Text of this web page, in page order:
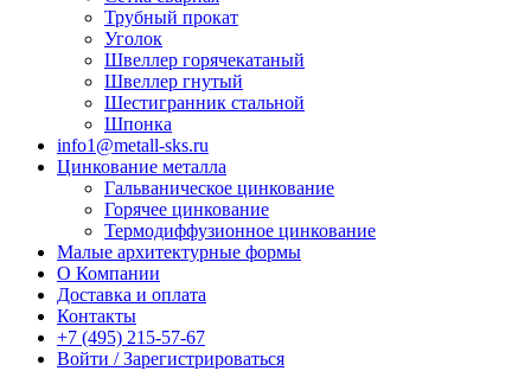
Трубный прокат
Уголок
Швеллер горячекатаный
Швеллер гнутый
Шестигранник стальной
Шпонка
info1@metall-sks.ru
Цинкование металла
Гальваническое цинкование
Горячее цинкование
Термодиффузионное цинкование
Малые архитектурные формы
О Компании
Доставка и оплата
Контакты
+7 (495) 215-57-67
Войти / Зарегистрироваться